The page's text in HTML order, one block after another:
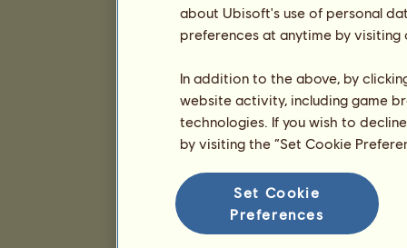
about Ubisoft's use of personal
preferences at anytime by
In addition to the above, by
website activity, including game
technologies. If you wish to
by visiting the “Set Cookie
Set Cookie
Preferences